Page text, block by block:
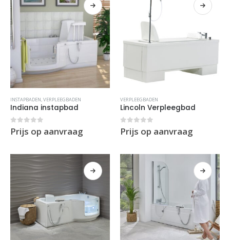
INSTAPBADEN,VERPLEEGBADEN
Indiana instapbad
0out of 5
Prijs op aanvraag
VERPLEEGBADEN
Lincoln Verpleegbad
0out of 5
Prijs op aanvraag